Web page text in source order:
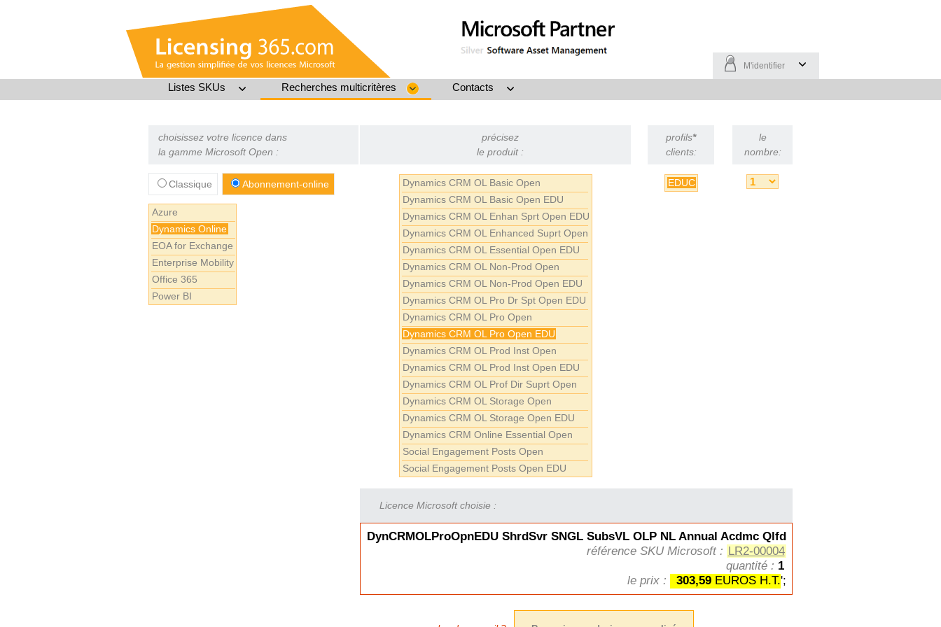
M'identifier
Listes SKUs Recherches multicritères Contacts
choisissez votre licence dans
la gamme Microsoft Open :
Classique Abonnement-online
Azure
Dynamics Online
EOA for Exchange
Enterprise Mobility
Office 365
Power BI
précisez
le produit :
Dynamics CRM OL Basic Open
Dynamics CRM OL Basic Open EDU
Dynamics CRM OL Enhan Sprt Open EDU
Dynamics CRM OL Enhanced Suprt Open
Dynamics CRM OL Essential Open EDU
Dynamics CRM OL Non-Prod Open
Dynamics CRM OL Non-Prod Open EDU
Dynamics CRM OL Pro Dr Spt Open EDU
Dynamics CRM OL Pro Open
Dynamics CRM OL Pro Open EDU
Dynamics CRM OL Prod Inst Open
Dynamics CRM OL Prod Inst Open EDU
Dynamics CRM OL Prof Dir Suprt Open
Dynamics CRM OL Storage Open
Dynamics CRM OL Storage Open EDU
Dynamics CRM Online Essential Open
Social Engagement Posts Open
Social Engagement Posts Open EDU
profils*
clients:
EDUC
le
nombre:
Licence Microsoft choisie :
DynCRMOLProOpnEDU ShrdSvr SNGL SubsVL OLP NL Annual Acdmc Qlfd
référence SKU Microsoft : LR2-00004
quantité : 1
le prix :
303,59EUROS H.T.';